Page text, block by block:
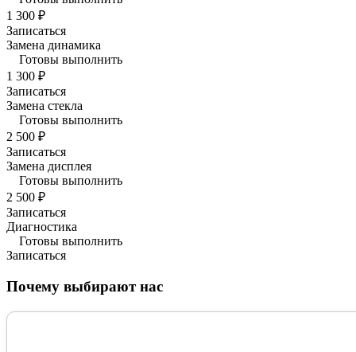
1 300 ₽
Записаться
Замена динамика
Готовы выполнить
1 300 ₽
Записаться
Замена стекла
Готовы выполнить
2 500 ₽
Записаться
Замена дисплея
Готовы выполнить
2 500 ₽
Записаться
Диагностика
Готовы выполнить
Записаться
Почему выбирают нас